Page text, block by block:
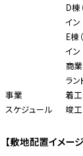
D棟
イン
E棟
イン
商
ラン
事業
スケジュール
着
竣
【敷地配置イメー